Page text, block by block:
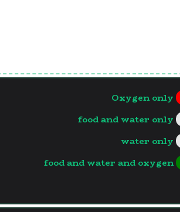
Oxygen only
food and water only
water only
food and water and oxygen